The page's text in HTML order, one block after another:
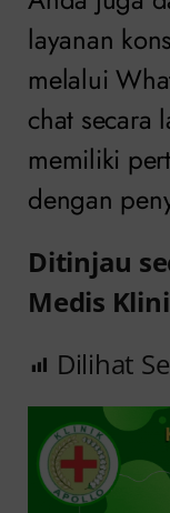
layanan
melalui
chat secara
memiliki
dengan
Ditinjau
Medis
Dilihat